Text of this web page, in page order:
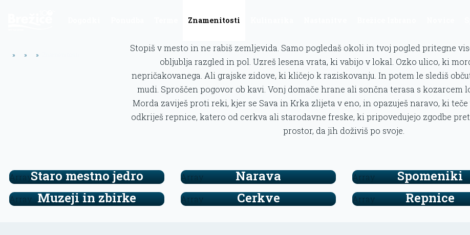
Znamenitosti
» » »
Stopiš v mesto in ne rabiš zemljevida. Samo pogledaš okoli in tvoj pogled pritegne
obljublja razgled in pol. Uzreš lesena vrata, ki vabijo v lokal. Ozko ulico, ki
nepričakovanega. Ali grajske zidove, ki kličejo k raziskovanju. In potem le slediš
mudi. Sproščen pogovor ob kavi. Vonj domače hrane ali sončna terasa s kozarcem
Morda zaviješ proti reki, kjer se Sava in Krka zlijeta v eno, in opazuješ naravo, ki
odkriješ repnice, katero od cerkva ali starodavne freske, ki pripovedujejo zgodbe
prostor, da jih doživiš po svoje.
Staro mestno jedro
Array Narava
Array Spomeniki
Array
Muzeji in zbirke
Array Cerkve
Array Repnice
Array